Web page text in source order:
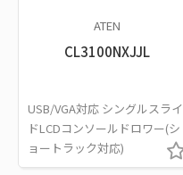
ATEN
CL3100NXJJL
USB/VGA対応 シングルスライ
ドLCDコンソールドロワー(シ
ョートラック対応)